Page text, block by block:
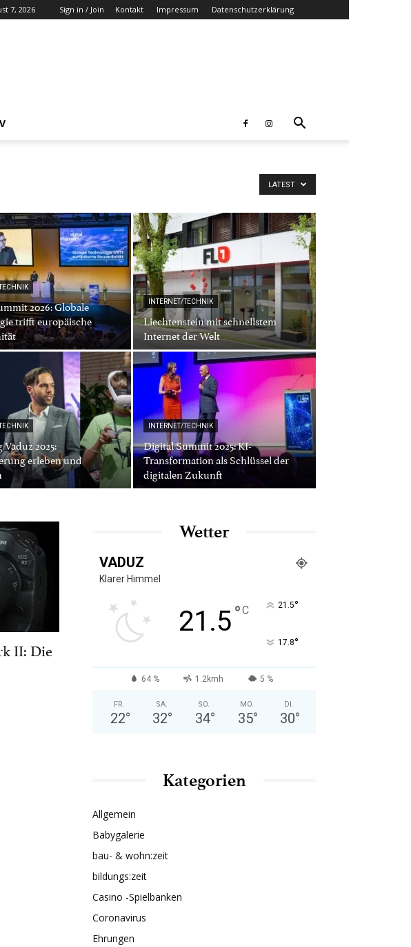
7, 2026 Sign in / Join Kontakt Impressum Datenschutzerklärung
LATEST
2026: Globale
trifft europäische
INTERNET/TECHNIK
Liechtenstein mit schnellstem
Internet der Welt
2025:
erleben und
INTERNET/TECHNIK
Digital Summit 2025: KI-
Transformation als Schlüssel der
digitalen Zukunft
II: Die
Wetter
VADUZ
Klarer Himmel
21.5°C 21.5°
17.8°
64 % 1.2kmh 5 %
FR.
22°
SA.
32°
SO.
34°
MO.
35°
DI.
30°
Kategorien
Allgemein
Babygalerie
bau- & wohn:zeit
bildungs:zeit
Casino -Spielbanken
Coronavirus
Ehrungen